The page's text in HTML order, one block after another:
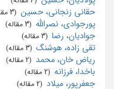
حقانی زنجانی، حسین
پورجوادی، نصرالله
جوادیان، رضا
تقی زاده، هوشنگ
ریاض خان، محمد
باخدا، فرزانه
جعفرپور، میلاد